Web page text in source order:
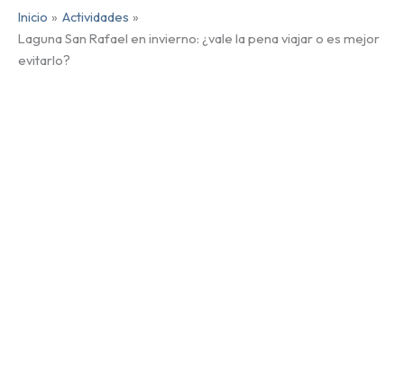
Inicio
Actividades
Laguna San Rafael en invierno: ¿vale la pena viajar o es mejor
evitarlo?